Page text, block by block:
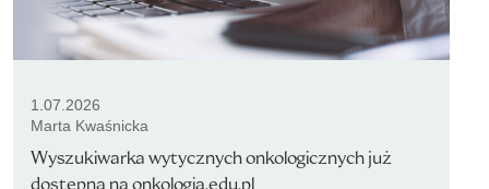
1.07.2026
Marta Kwaśnicka
Wyszukiwarka wytycznych onkologicznych już
dostępna na onkologia.edu.pl